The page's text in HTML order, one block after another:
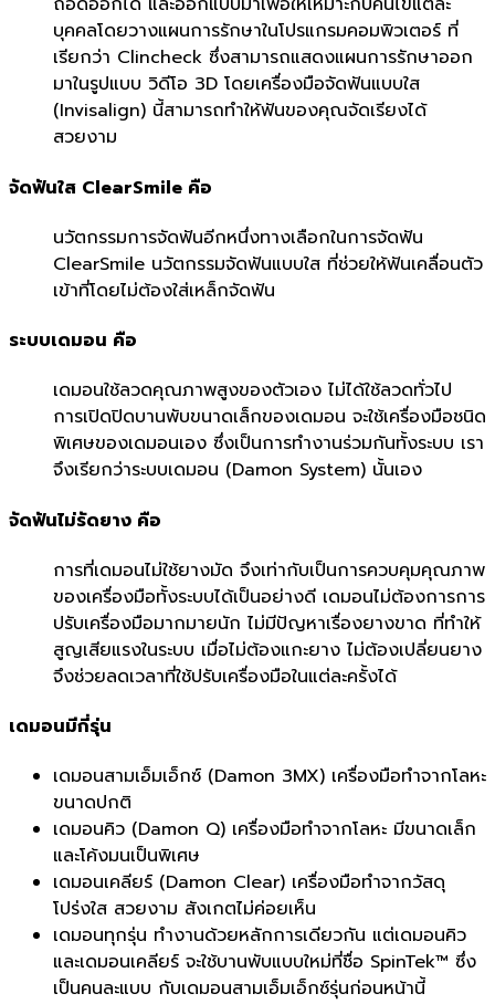
บุคคลโดยวางแผนการรักษาในโปรแกรมคอมพิวเตอร์ ที่
เรียกว่า Clincheck ซึ่งสามารถแสดงแผนการรักษาออก
มาในรูปแบบ วิดีโอ 3D โดยเครื่องมือจัดฟันแบบใส
(Invisalign) นี้สามารถทำให้ฟันของคุณจัดเรียงได้
สวยงาม
จัดฟันใส ClearSmile คือ
นวัตกรรมการจัดฟันอีกหนึ่งทางเลือกในการจัดฟัน
ClearSmile นวัตกรรมจัดฟันแบบใส ที่ช่วยให้ฟันเคลื่อนตัว
เข้าที่โดยไม่ต้องใส่เหล็กจัดฟัน
ระบบเดมอน คือ
เดมอนใช้ลวดคุณภาพสูงของตัวเอง ไม่ได้ใช้ลวดทั่วไป
การเปิดปิดบานพับขนาดเล็กของเดมอน จะใช้เครื่องมือชนิด
พิเศษของเดมอนเอง ซึ่งเป็นการทำงานร่วมกันทั้งระบบ เรา
จึงเรียกว่าระบบเดมอน (Damon System) นั้นเอง
จัดฟันไม่รัดยาง คือ
การที่เดมอนไม่ใช้ยางมัด จึงเท่ากับเป็นการควบคุมคุณภาพ
ของเครื่องมือทั้งระบบได้เป็นอย่างดี เดมอนไม่ต้องการการ
ปรับเครื่องมือมากมายนัก ไม่มีปัญหาเรื่องยางขาด ที่ทำให้
สูญเสียแรงในระบบ เมื่อไม่ต้องแกะยาง ไม่ต้องเปลี่ยนยาง
จึงช่วยลดเวลาที่ใช้ปรับเครื่องมือในแต่ละครั้งได้
เดมอนมีกี่รุ่น
เดมอนสามเอ็มเอ็กซ์ (Damon 3MX) เครื่องมือทำจากโลหะ
ขนาดปกติ
เดมอนคิว (Damon Q) เครื่องมือทำจากโลหะ มีขนาดเล็ก
และโค้งมนเป็นพิเศษ
เดมอนเคลียร์ (Damon Clear) เครื่องมือทำจากวัสดุ
โปร่งใส สวยงาม สังเกตไม่ค่อยเห็น
เดมอนทุกรุ่น ทำงานด้วยหลักการเดียวกัน แต่เดมอนคิว
และเดมอนเคลียร์ จะใช้บานพับแบบใหม่ที่ชื่อ SpinTek™ ซึ่ง
เป็นคนละแบบ กับเดมอนสามเอ็มเอ็กซ์รุ่นก่อนหน้านี้